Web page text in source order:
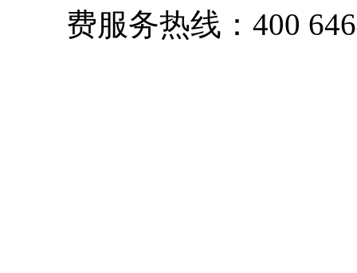
费服务热线：400